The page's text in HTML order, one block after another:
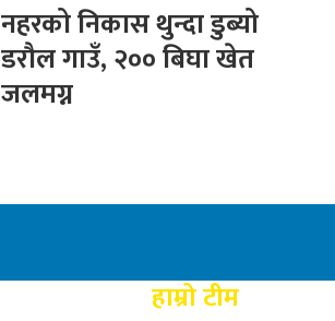
नहरको निकास थुन्दा डुब्यो
डरौल गाउँ, २०० बिघा खेत
जलमग्न
हाम्रो टीम